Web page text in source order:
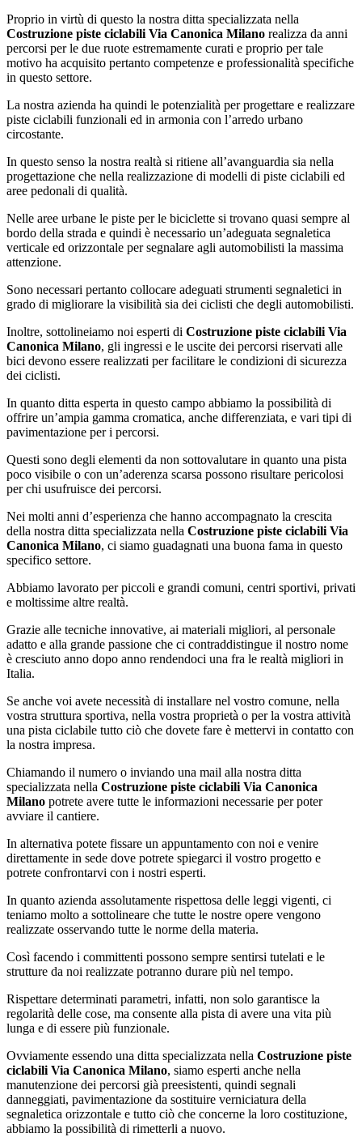
Proprio in virtù di questo la nostra ditta specializzata nella
Costruzione piste ciclabili Via Canonica Milano realizza da anni
percorsi per le due ruote estremamente curati e proprio per tale
motivo ha acquisito pertanto competenze e professionalità specifiche
in questo settore.
La nostra azienda ha quindi le potenzialità per progettare e realizzare
piste ciclabili funzionali ed in armonia con l’arredo urbano
circostante.
In questo senso la nostra realtà si ritiene all’avanguardia sia nella
progettazione che nella realizzazione di modelli di piste ciclabili ed
aree pedonali di qualità.
Nelle aree urbane le piste per le biciclette si trovano quasi sempre al
bordo della strada e quindi è necessario un’adeguata segnaletica
verticale ed orizzontale per segnalare agli automobilisti la massima
attenzione.
Sono necessari pertanto collocare adeguati strumenti segnaletici in
grado di migliorare la visibilità sia dei ciclisti che degli automobilisti.
Inoltre, sottolineiamo noi esperti di Costruzione piste ciclabili Via
Canonica Milano, gli ingressi e le uscite dei percorsi riservati alle
bici devono essere realizzati per facilitare le condizioni di sicurezza
dei ciclisti.
In quanto ditta esperta in questo campo abbiamo la possibilità di
offrire un’ampia gamma cromatica, anche differenziata, e vari tipi di
pavimentazione per i percorsi.
Questi sono degli elementi da non sottovalutare in quanto una pista
poco visibile o con un’aderenza scarsa possono risultare pericolosi
per chi usufruisce dei percorsi.
Nei molti anni d’esperienza che hanno accompagnato la crescita
della nostra ditta specializzata nella Costruzione piste ciclabili Via
Canonica Milano, ci siamo guadagnati una buona fama in questo
specifico settore.
Abbiamo lavorato per piccoli e grandi comuni, centri sportivi, privati
e moltissime altre realtà.
Grazie alle tecniche innovative, ai materiali migliori, al personale
adatto e alla grande passione che ci contraddistingue il nostro nome
è cresciuto anno dopo anno rendendoci una fra le realtà migliori in
Italia.
Se anche voi avete necessità di installare nel vostro comune, nella
vostra struttura sportiva, nella vostra proprietà o per la vostra attività
una pista ciclabile tutto ciò che dovete fare è mettervi in contatto con
la nostra impresa.
Chiamando il numero o inviando una mail alla nostra ditta
specializzata nella Costruzione piste ciclabili Via Canonica
Milano potrete avere tutte le informazioni necessarie per poter
avviare il cantiere.
In alternativa potete fissare un appuntamento con noi e venire
direttamente in sede dove potrete spiegarci il vostro progetto e
potrete confrontarvi con i nostri esperti.
In quanto azienda assolutamente rispettosa delle leggi vigenti, ci
teniamo molto a sottolineare che tutte le nostre opere vengono
realizzate osservando tutte le norme della materia.
Così facendo i committenti possono sempre sentirsi tutelati e le
strutture da noi realizzate potranno durare più nel tempo.
Rispettare determinati parametri, infatti, non solo garantisce la
regolarità delle cose, ma consente alla pista di avere una vita più
lunga e di essere più funzionale.
Ovviamente essendo una ditta specializzata nella Costruzione piste
ciclabili Via Canonica Milano, siamo esperti anche nella
manutenzione dei percorsi già preesistenti, quindi segnali
danneggiati, pavimentazione da sostituire verniciatura della
segnaletica orizzontale e tutto ciò che concerne la loro costituzione,
abbiamo la possibilità di rimetterli a nuovo.